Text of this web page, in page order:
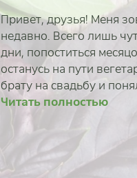
Привет, друзья! Меня
недавно. Всего лишь
дни, попоститься
останусь на пути
брату на свадьбу и
Читать полностью
Читать
Читать
Читать
Читать
Читать
Читать
Читать